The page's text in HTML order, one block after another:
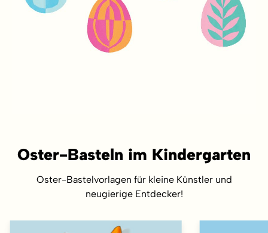
Oster-Basteln im Kindergarten
Oster-Bastelvorlagen für kleine Künstler und
neugierige Entdecker!